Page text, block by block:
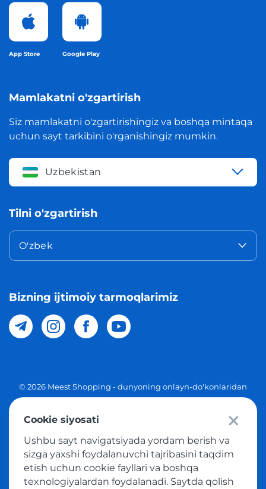
App Store Google Play
Mamlakatni o'zgartirish
Siz mamlakatni o'zgartirishingiz va boshqa mintaqa
uchun sayt tarkibini o'rganishingiz mumkin.
Uzbekistan
Tilni o'zgartirish
O'zbek
Bizning ijtimoiy tarmoqlarimiz
© 2026 Meest Shopping - dunyoning onlayn-do'konlaridan
Ommaviy taklif
Tovar sotib olish xizmatidan foydalanish shartlari
Cookie siyosati
Ushbu sayt navigatsiyada yordam berish va
sizga yaxshi foydalanuvchi tajribasini taqdim
etish uchun cookie fayllari va boshqa
texnologiyalardan foydalanadi. Saytda qolish